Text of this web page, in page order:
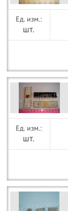
шт.
шт.